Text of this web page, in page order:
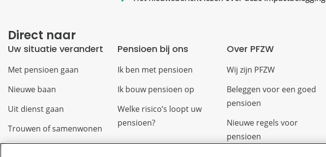
Direct naar
Uw situatie verandert
Met pensioen gaan
Nieuwe baan
Uit dienst gaan
Trouwen of samenwonen
Pensioen bij ons
Ik ben met pensioen
Ik bouw pensioen op
Welke risico’s loopt uw
pensioen?
Over PFZW
Wij zijn PFZW
Beleggen voor een goed
pensioen
Nieuwe regels voor
pensioen